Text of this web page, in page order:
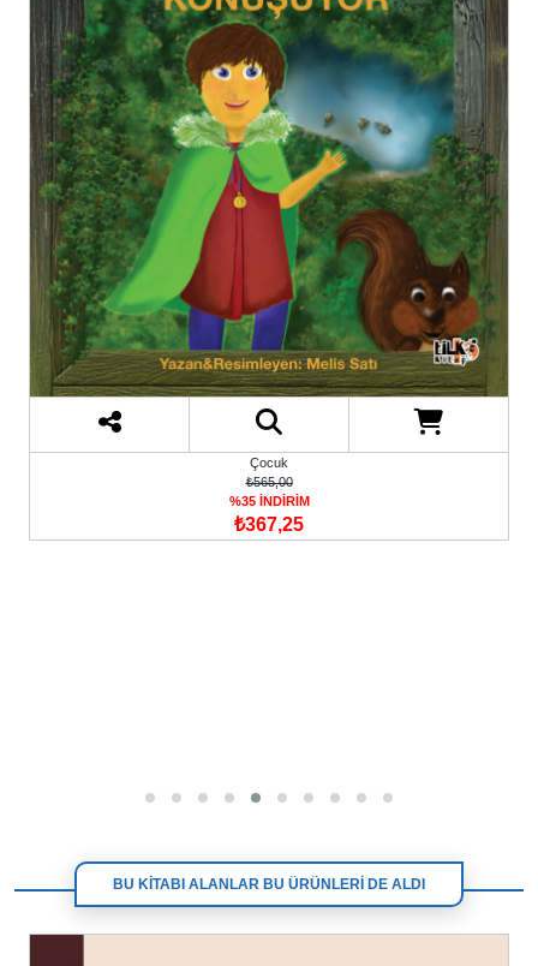
Çocuk
₺565,00
%35 İNDİRİM
₺367,25
BU KİTABI ALANLAR BU ÜRÜNLERİ DE ALDI